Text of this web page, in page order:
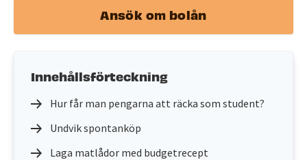
Ansök om bolån
Innehållsförteckning
Hur får man pengarna att räcka som student?
Undvik spontanköp
Laga matlådor med budgetrecept